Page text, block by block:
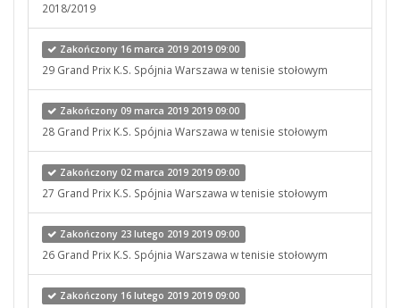
2018/2019
Zakończony 16 marca 2019 2019 09:00
29 Grand Prix K.S. Spójnia Warszawa w tenisie stołowym
Zakończony 09 marca 2019 2019 09:00
28 Grand Prix K.S. Spójnia Warszawa w tenisie stołowym
Zakończony 02 marca 2019 2019 09:00
27 Grand Prix K.S. Spójnia Warszawa w tenisie stołowym
Zakończony 23 lutego 2019 2019 09:00
26 Grand Prix K.S. Spójnia Warszawa w tenisie stołowym
Zakończony 16 lutego 2019 2019 09:00